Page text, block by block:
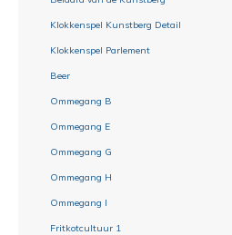
Klokkenspel Kunstberg Detail
Klokkenspel Parlement
Beer
Ommegang B
Ommegang E
Ommegang G
Ommegang H
Ommegang I
Fritkotcultuur 1